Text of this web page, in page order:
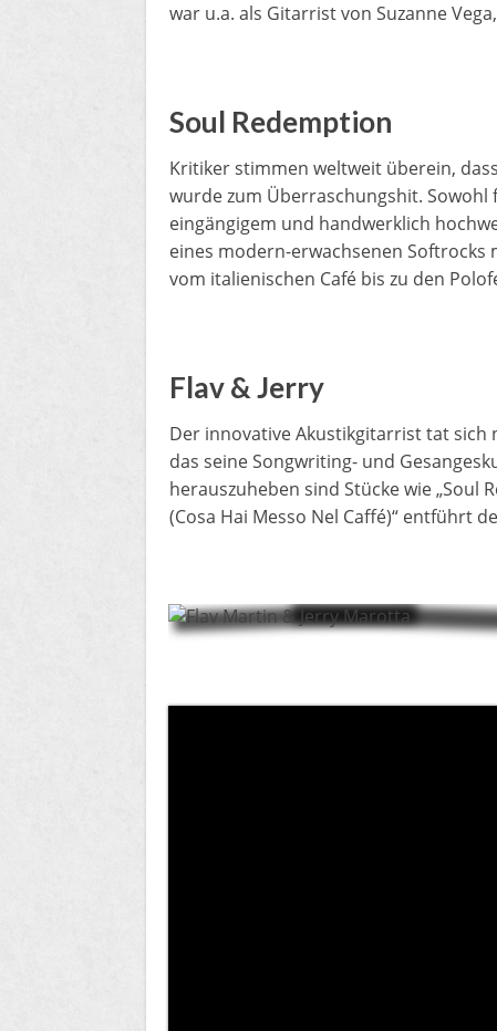
war u.a. als Gitarrist von Suzanne
Soul Redemption
Kritiker stimmen weltweit überein,
wurde zum Überraschungshit. Sowohl
eingängigem und handwerklich
eines modern-erwachsenen
vom italienischen Café bis zu den
Flav & Jerry
Der innovative Akustikgitarrist tat sich
das seine Songwriting- und
herauszuheben sind Stücke wie „Soul
(Cosa Hai Messo Nel Caffé)“ entführt